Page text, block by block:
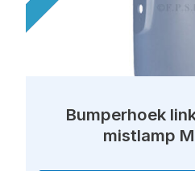
Bumperhoek
mistlamp